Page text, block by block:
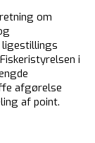
om
i
afgørelse
af point.